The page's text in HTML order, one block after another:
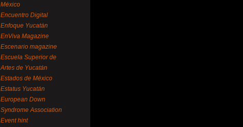
México
Encuentro Digital
Enfoque Yucatán
EnViva Magazine
Escenario magazine
Escuela Superior de
Artes de Yucatán
Estados de México
Estatus Yucatán
European Down
Syndrome Association
Event hint